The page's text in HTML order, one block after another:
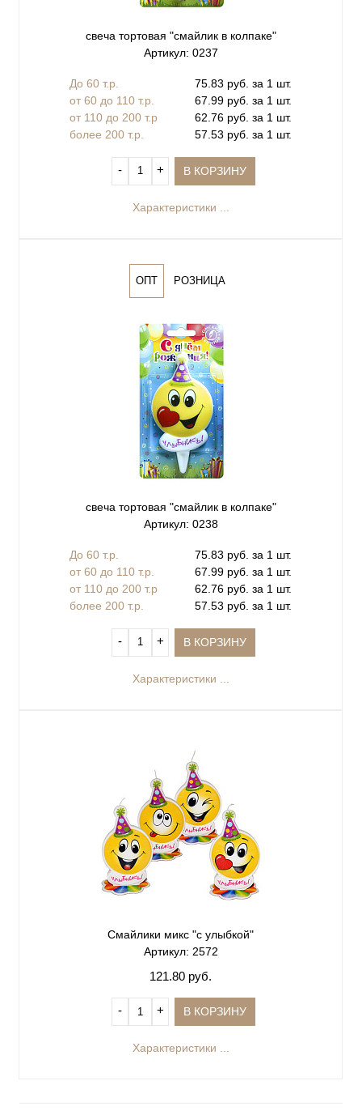
свеча тортовая "смайлик в колпаке"
Артикул: 0237
До 60 т.р.
75.83 руб. за 1 шт.
от 60 до 110 т.р.
67.99 руб. за 1 шт.
от 110 до 200 т.р
62.76 руб. за 1 шт.
более 200 т.р.
57.53 руб. за 1 шт.
‐ + В КОРЗИНУ
Характеристики ...
ОПТ РОЗНИЦА
свеча тортовая "смайлик в колпаке"
Артикул: 0238
До 60 т.р.
75.83 руб. за 1 шт.
от 60 до 110 т.р.
67.99 руб. за 1 шт.
от 110 до 200 т.р
62.76 руб. за 1 шт.
более 200 т.р.
57.53 руб. за 1 шт.
‐ + В КОРЗИНУ
Характеристики ...
Смайлики микс "с улыбкой"
Артикул: 2572
121.80 руб.
‐ + В КОРЗИНУ
Характеристики ...